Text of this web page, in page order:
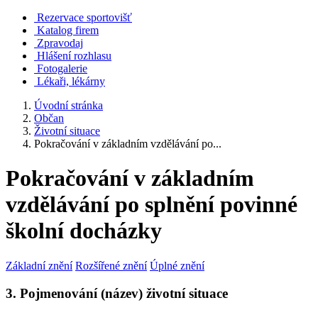
Rezervace sportovišť
Katalog firem
Zpravodaj
Hlášení rozhlasu
Fotogalerie
Lékaři, lékárny
Úvodní stránka
Občan
Životní situace
Pokračování v základním vzdělávání po...
Pokračování v základním
vzdělávání po splnění povinné
školní docházky
Základní znění Rozšířené znění Úplné znění
3. Pojmenování (název) životní situace